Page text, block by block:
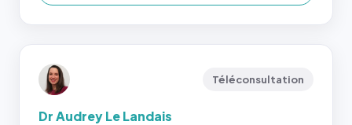
Téléconsultation
Dr Audrey Le Landais